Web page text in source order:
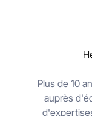
Plus de 10
auprès